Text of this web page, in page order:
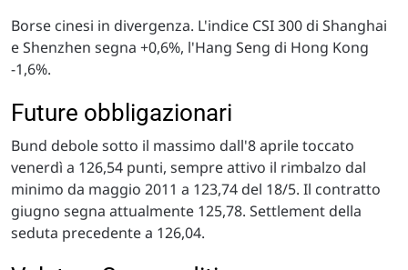
Borse cinesi in divergenza. L'indice CSI 300 di Shanghai
e Shenzhen segna +0,6%, l'Hang Seng di Hong Kong
-1,6%.
Future obbligazionari
Bund debole sotto il massimo dall'8 aprile toccato
venerdì a 126,54 punti, sempre attivo il rimbalzo dal
minimo da maggio 2011 a 123,74 del 18/5. Il contratto
giugno segna attualmente 125,78. Settlement della
seduta precedente a 126,04.